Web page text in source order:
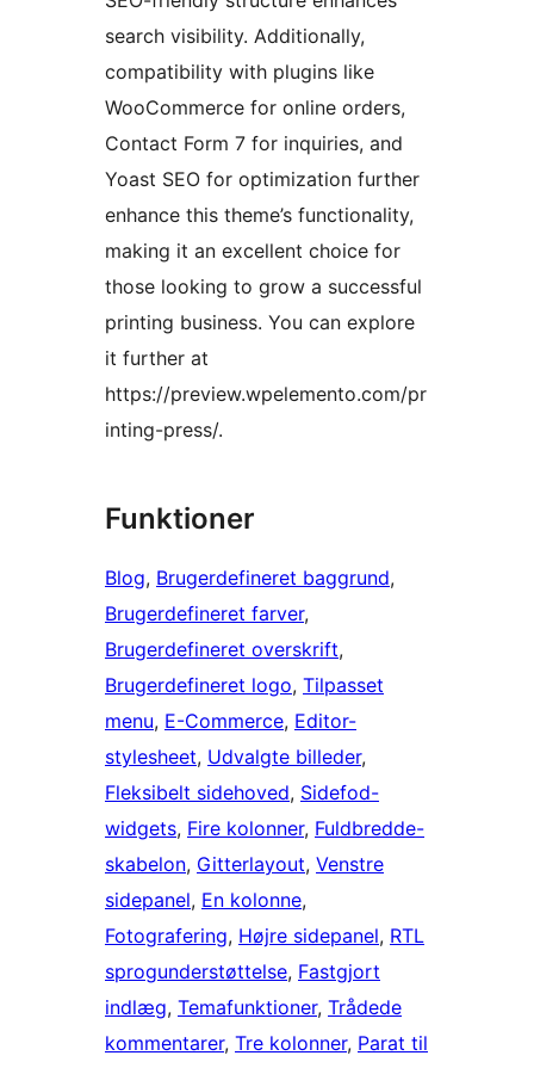
search visibility. Additionally,
compatibility with plugins like
WooCommerce for online orders,
Contact Form 7 for inquiries, and
Yoast SEO for optimization further
enhance this theme’s functionality,
making it an excellent choice for
those looking to grow a successful
printing business. You can explore
it further at
https://preview.wpelemento.com/pr
inting-press/.
Funktioner
Blog, Brugerdefineret baggrund
Brugerdefineret farver
Brugerdefineret overskrift
Brugerdefineret logo, Tilpasset
menu, E-Commerce, Editor-
stylesheet, Udvalgte billeder
Fleksibelt sidehoved, Sidefod-
widgets, Fire kolonner, Fuldbredde-
skabelon, Gitterlayout, Venstre
sidepanel, En kolonne
Fotografering, Højre sidepanel, RTL
sprogunderstøttelse, Fastgjort
indlæg, Temafunktioner, Trådede
kommentarer, Tre kolonner, Parat til